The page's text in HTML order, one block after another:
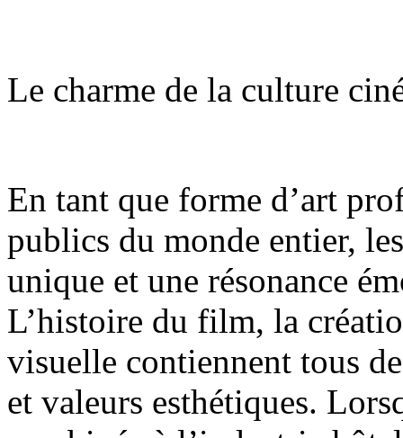
Le charme de la culture
En tant que forme d’art
publics du monde entier,
unique et une résonance
L’histoire du film, la
visuelle contiennent tous
et valeurs esthétiques.